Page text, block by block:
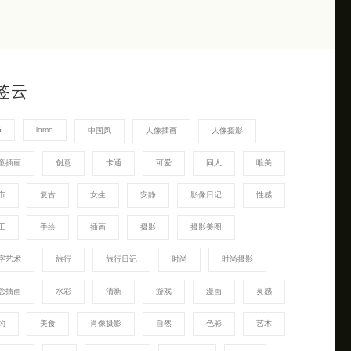
云
lomo 中国风 人像插画 人像摄影
插画 创意 卡通 可爱 同人 唯美
复古 女生 安静 影像日记 性感
手绘 插画 摄影 摄影美图
艺术 旅行 旅行日记 时尚 时尚摄影
插画 水彩 清新 游戏 漫画 灵感
美食 肖像摄影 自然 色彩 艺术